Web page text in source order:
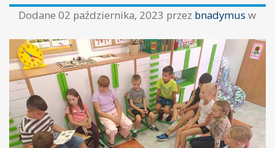
Dodane 02 października, 2023 przez bnadymus w